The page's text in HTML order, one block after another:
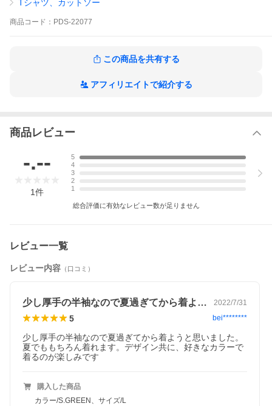
Tシャツ、カットソー
商品 コード： PDS-22077
この商品を共有する
アフィリエイトで紹介する
商品レビュー
-.--
1件
5
4
3
2
1
総合評価に有効なレビュー数が足りません
レビュー一覧
レビュー内容 （口コミ）
少し厚手の半袖なので夏過ぎてから着よう… 2022/7/31
5 bei********
少し厚手の半袖なので夏過ぎてから着ようと思いました。
夏でももちろん着れます。デザイン共に、好きなカラーで
着るのが楽しみです
購入した商品
カラー/S.GREEN、サイズ/L